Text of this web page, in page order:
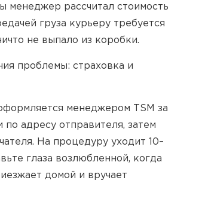
менеджер рассчитал стоимость
груза курьеру требуется
не выпало из коробки.
проблемы: страховка и
менеджером TSM за
по адресу отправителя, затем
На процедуру уходит 10–
глаза возлюбленной, когда
домой и вручает